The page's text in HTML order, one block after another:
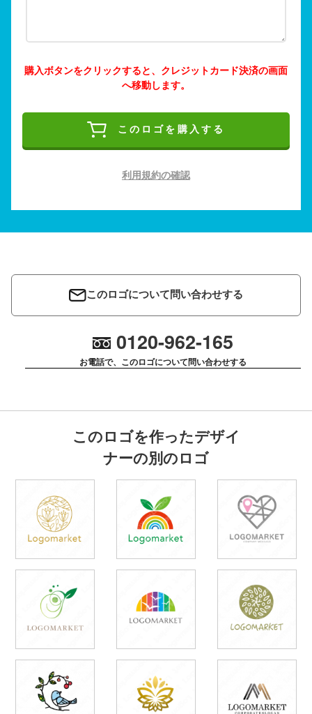
購入ボタンをクリックすると、クレジットカード決済の画面
へ移動します。
このロゴを購入する
利用規約の確認
このロゴについて問い合わせする
0120-962-165
お電話で、このロゴについて問い合わせする
このロゴを作ったデザイ
ナーの別のロゴ